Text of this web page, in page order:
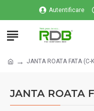
Autentificare
JANTA ROATA FATA (C-
JANTA ROATA